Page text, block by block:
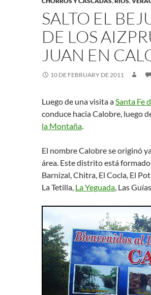
SALTO EL
DE LOS
JUAN EN
10 DE FEBRUARY DE 2011
Luego de una visita aSanta Fe
conduce hacia Calobre, luego
la Montaña.
El nombre Calobre se originó
área. Este distrito está
Barnizal, Chitra, El Cocla, El
La Tetilla, La Yeguada, Las